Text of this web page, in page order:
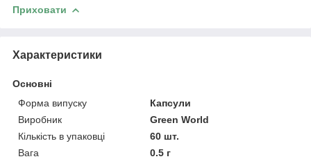
Приховати
Характеристики
Основні
Форма випуску
Капсули
Виробник
Green World
Кількість в упаковці
60 шт.
Вага
0.5 г